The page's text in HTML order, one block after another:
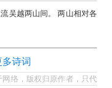
吴越两山间。 两山相对各
诗词
络，版权归原作者，只代